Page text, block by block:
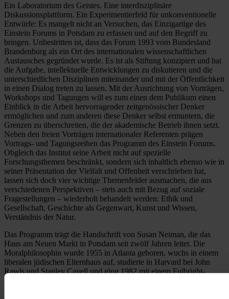
Ein Laboratorium des Geistes. Eine interdisziplinäre
Diskussionsplattform. Ein Experimentierfeld für unkonventionelle
Entwürfe: Es mangelt nicht an Versuchen, das Einzigartige des
Einstein Forums in Potsdam zu erfassen und auf den Begriff zu
bringen. Unbestritten ist, dass das Forum 1993 vom Bundesland
Brandenburg als ein Ort des internationalen wissenschaftlichen
Austausches gegründet wurde. Es ist als Stiftung konzipiert und hat
die Aufgabe, intellektuelle Entwicklungen zu diskutieren und die
unterschiedlichen Disziplinen miteinander und mit der Öffentlichkeit
in einen Dialog treten zu lassen. Mit der Ausrichtung von Vorträgen,
Workshops und Tagungen will es zum einen dem Publikum einen
Einblick in die Arbeit hervorragender zeitgenössischer Denker
ermöglichen und zum anderen diese Denker selbst ermuntern, die
Grenzen zu überschreiten, die der akademische Betrieb ihnen setzt.
Neben den freien Vorträgen internationaler Referenten prägen
Vortrags- und Tagungsreihen das Programm des Einstein Forums.
Obgleich das Institut seine Arbeit nicht auf spezielle
Forschungsthemen beschränkt, sondern sich inhaltlich ebenso wie in
seiner Präsentation der Vielfalt und Offenheit verschrieben hat,
lassen sich doch vier wichtige Themenfelder ausmachen, die aus
verschiedenen Perspektiven – stets auch mit Bezug auf soziale
Fragestellungen – wiederholt behandelt werden: Ethik und
Gesellschaft, Geschichte als Gegenwart, Kunst und Wissen,
Verständnis der Natur.
Das Programm trägt die Handschrift von Susan Neiman, die das
Haus am Neuen Markt in Potsdam seit zwölf Jahren leitet. Die
Moralphilosophin wurde 1955 in Atlanta geboren, wuchs in einem
liberalen jüdischen Elternhaus auf, studierte in Harvard bei John
Rawls und Stanley Cavell und ging 1982 mit einem Fulbright-